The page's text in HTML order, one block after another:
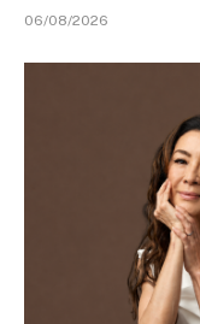
06/08/2026